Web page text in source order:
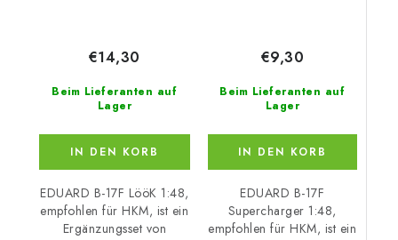
Beim Lieferanten auf
Lager
€14,30
IN DEN KORB
EDUARD B-17F LööK 1:48,
empfohlen für HKM, ist ein
Ergänzungsset von
Beim Lieferanten auf
Lager
€9,30
IN DEN KORB
EDUARD B-17F
Supercharger 1:48,
empfohlen für HKM, ist ein